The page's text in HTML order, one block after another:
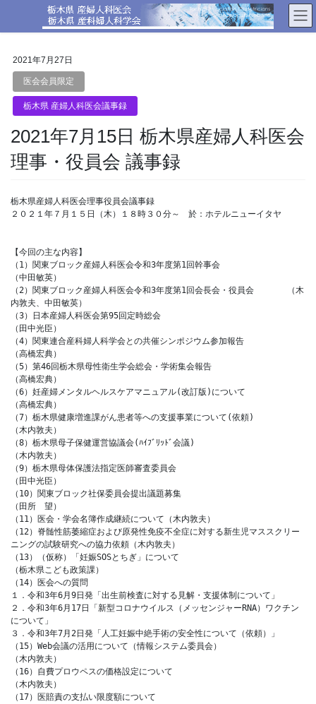
テ
ゲ
2021年7月27日
医会会員限定
栃木県 産婦人科医会議事録
2021年7月15日 栃木県産婦人科医会
理事・役員会 議事録
栃木県産婦人科医会理事役員会議事録
２０２１年７月１５日（木）１８時３０分～　於：ホテルニューイタヤ
【今回の主な内容】
（1）関東ブロック産婦人科医会令和3年度第1回幹事会
（中田敏英）
（2）関東ブロック産婦人科医会令和3年度第1回会長会・役員会	（木
内敦夫、中田敏英）
（3）日本産婦人科医会第95回定時総会
（田中光臣）
（4）関東連合産科婦人科学会との共催シンポジウム参加報告
（高橋宏典）
（5）第46回栃木県母性衛生学会総会・学術集会報告
（高橋宏典）
（6）妊産婦メンタルヘルスケアマニュアル(改訂版)について
（高橋宏典）
（7）栃木県健康増進課がん患者等への支援事業について(依頼)
（木内敦夫）
（8）栃木県母子保健運営協議会(ﾊｲﾌﾞﾘｯﾄﾞ会議)
（木内敦夫）
（9）栃木県母体保護法指定医師審査委員会
（田中光臣）
（10）関東ブロック社保委員会提出議題募集
（田所　望）
（11）医会・学会名簿作成継続について（木内敦夫）
（12）脊髄性筋萎縮症および原発性免疫不全症に対する新生児マススクリー
ニングの試験研究への協力依頼（木内敦夫）
（13）（仮称）「妊娠SOSとちぎ」について
（栃木県こども政策課）
（14）医会への質問
１．令和3年6月9日発「出生前検査に対する見解・支援体制について」
２．令和3年6月17日「新型コロナウイルス（メッセンジャーRNA）ワクチン
について」
３．令和3年7月2日発「人工妊娠中絶手術の安全性について（依頼）」
（15）Web会議の活用について（情報システム委員会）
（木内敦夫）
（16）自費プロウペスの価格設定について
（木内敦夫）
（17）医賠責の支払い限度額について